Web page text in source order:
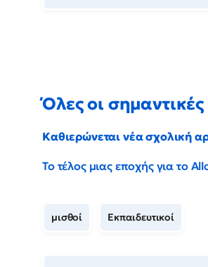
Όλες οι
Καθιερώνεται νέα σχολική
Το τέλος μιας εποχής για το
μισθοί Εκπαιδευτικοί